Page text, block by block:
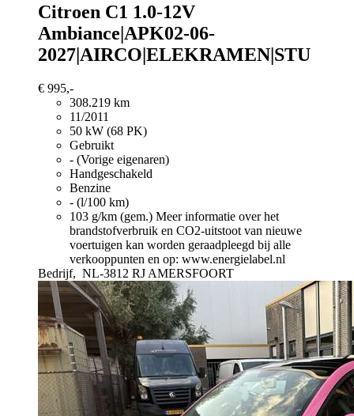
Citroen C1 1.0-12V
Ambiance|APK02-06-
2027|AIRCO|ELEKRAMEN|STU
€ 995,-
308.219 km
11/2011
50 kW (68 PK)
Gebruikt
- (Vorige eigenaren)
Handgeschakeld
Benzine
- (l/100 km)
103 g/km (gem.) Meer informatie over het
brandstofverbruik en CO2-uitstoot van nieuwe
voertuigen kan worden geraadpleegd bij alle
verkooppunten en op: www.energielabel.nl
Bedrijf, NL-3812 RJ AMERSFOORT